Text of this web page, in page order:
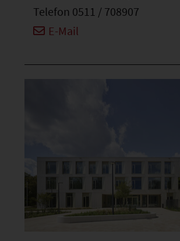
Telefon 0511 / 708907
E-Mail